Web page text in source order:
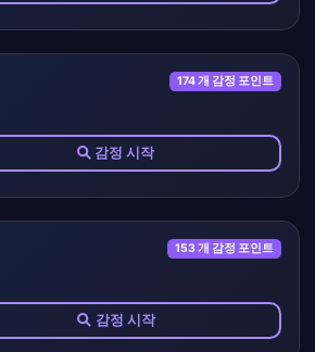
174 개 감정 포인트
감정 시작
153 개 감정 포인트
감정 시작